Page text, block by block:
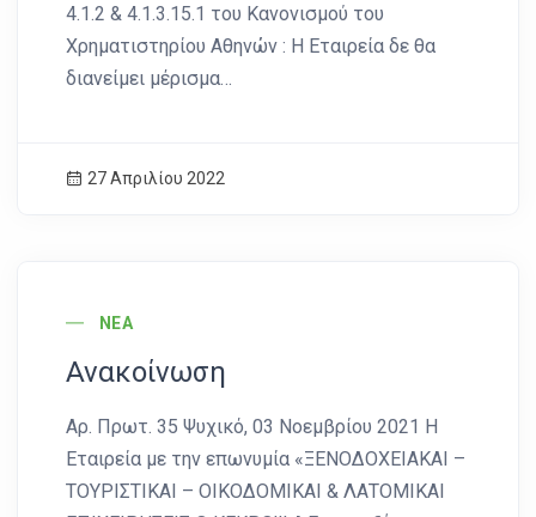
4.1.2 & 4.1.3.15.1 του Κανονισμού του
Χρηματιστηρίου Αθηνών : H Εταιρεία δε θα
διανείμει μέρισμα…
27 Απριλίου 2022
ΝΈΑ
Ανακοίνωση
Αρ. Πρωτ. 35 Ψυχικό, 03 Νοεμβρίου 2021 Η
Εταιρεία με την επωνυμία «ΞΕΝΟΔΟΧΕΙΑΚΑΙ –
ΤΟΥΡΙΣΤΙΚΑΙ – ΟΙΚΟΔΟΜΙΚΑΙ & ΛΑΤΟΜΙΚΑΙ